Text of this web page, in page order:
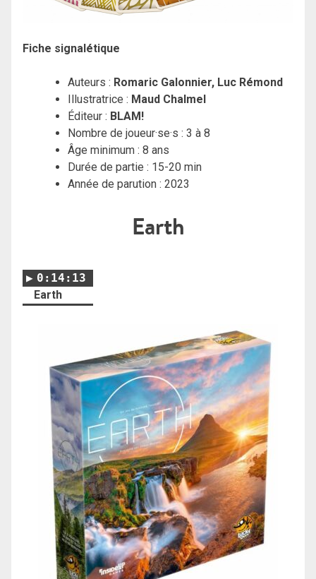
Fiche signalétique
Auteurs : Romaric Galonnier, Luc Rémond
Illustratrice : Maud Chalmel
Éditeur : BLAM!
Nombre de joueur·se·s : 3 à 8
Âge minimum : 8 ans
Durée de partie : 15-20 min
Année de parution : 2023
Earth
0:14:13
Earth